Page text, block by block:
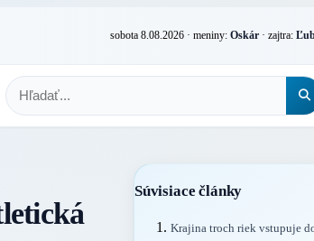
sobota 8.08.2026 · meniny: Oskár · zajtra:
Súvisiace články
Krajina troch riek vstupuje